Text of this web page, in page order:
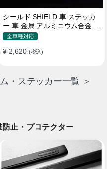
シールド SHIELD 車 ステッカ
ー 車 金属 アルミニウム合金 ス
クラッチオクルージョン ステ
全車種対応
¥ 2,620 (税込)
・ステッカー一覧 ＞
防止・プロテクター